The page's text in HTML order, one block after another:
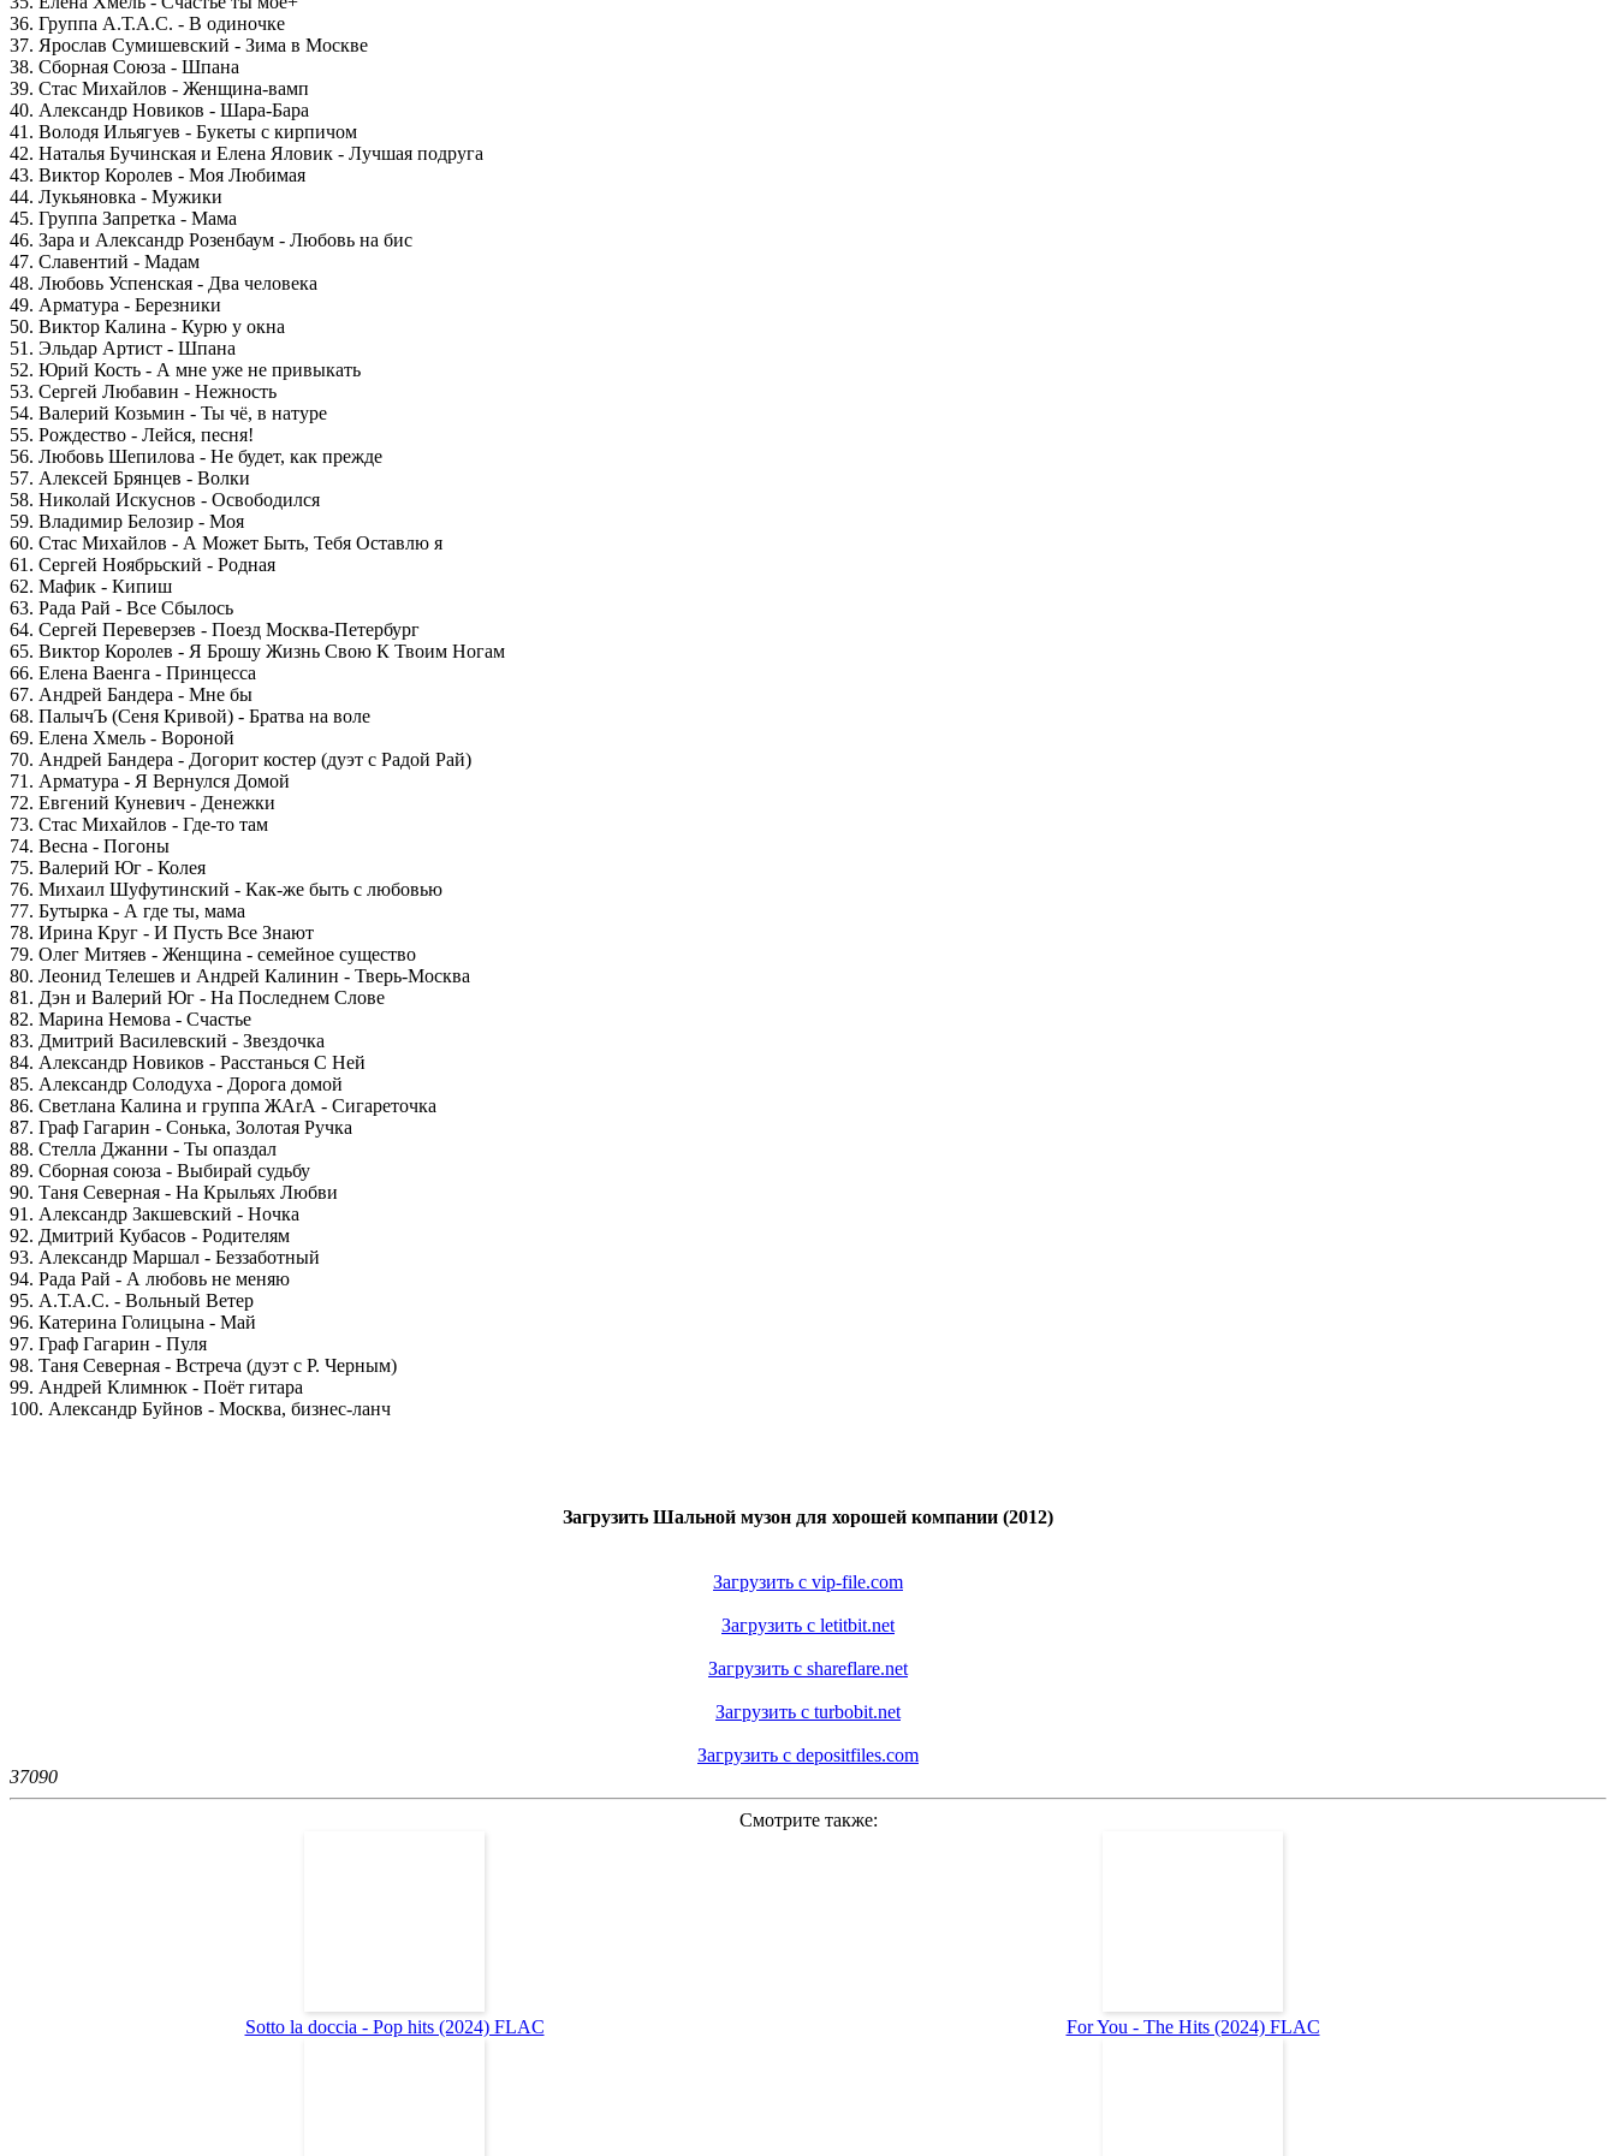
36. Группа А.Т.А.С. - В одиночке
37. Ярослав Сумишевский - Зима в Москве
38. Сборная Союза - Шпана
39. Стас Михайлов - Женщина-вамп
40. Александр Новиков - Шара-Бара
41. Володя Ильягуев - Букеты с кирпичом
42. Наталья Бучинская и Елена Яловик - Лучшая подруга
43. Виктор Королев - Моя Любимая
44. Лукьяновка - Мужики
45. Группа Запретка - Мама
46. Зара и Александр Розенбаум - Любовь на бис
47. Славентий - Мадам
48. Любовь Успенская - Два человека
49. Арматура - Березники
50. Виктор Калина - Курю у окна
51. Эльдар Артист - Шпана
52. Юрий Кость - А мне уже не привыкать
53. Сергей Любавин - Нежность
54. Валерий Козьмин - Ты чё, в натуре
55. Рождество - Лейся, песня!
56. Любовь Шепилова - Не будет, как прежде
57. Алексей Брянцев - Волки
58. Николай Искуснов - Освободился
59. Владимир Белозир - Моя
60. Стас Михайлов - А Может Быть, Тебя Оставлю я
61. Сергей Ноябрьский - Родная
62. Мафик - Кипиш
63. Рада Рай - Все Сбылось
64. Сергей Переверзев - Поезд Москва-Петербург
65. Виктор Королев - Я Брошу Жизнь Свою К Твоим Ногам
66. Елена Ваенга - Принцесса
67. Андрей Бандера - Мне бы
68. ПалычЪ (Сеня Кривой) - Братва на воле
69. Елена Хмель - Вороной
70. Андрей Бандера - Догорит костер (дуэт с Радой Рай)
71. Арматура - Я Вернулся Домой
72. Евгений Куневич - Денежки
73. Стас Михайлов - Где-то там
74. Весна - Погоны
75. Валерий Юг - Колея
76. Михаил Шуфутинский - Как-же быть с любовью
77. Бутырка - А где ты, мама
78. Ирина Круг - И Пусть Все Знают
79. Олег Митяев - Женщина - семейное существо
80. Леонид Телешев и Андрей Калинин - Тверь-Москва
81. Дэн и Валерий Юг - На Последнем Слове
82. Марина Немова - Счастье
83. Дмитрий Василевский - Звездочка
84. Александр Новиков - Расстанься С Ней
85. Александр Солодуха - Дорога домой
86. Светлана Калина и группа ЖАrА - Сигареточка
87. Граф Гагарин - Сонька, Золотая Ручка
88. Стелла Джанни - Ты опаздал
89. Сборная союза - Выбирай судьбу
90. Таня Северная - На Крыльях Любви
91. Александр Закшевский - Ночка
92. Дмитрий Кубасов - Родителям
93. Александр Маршал - Беззаботный
94. Рада Рай - А любовь не меняю
95. А.Т.А.С. - Вольный Ветер
96. Катерина Голицына - Май
97. Граф Гагарин - Пуля
98. Таня Северная - Встреча (дуэт с Р. Черным)
99. Андрей Климнюк - Поёт гитара
100. Александр Буйнов - Москва, бизнес-ланч
Загрузить Шальной музон для хорошей компании (2012)
Загрузить с vip-file.com
Загрузить с letitbit.net
Загрузить с shareflare.net
Загрузить с turbobit.net
Загрузить с depositfiles.com
37090
Смотрите также:
Sotto la doccia - Pop hits (2024) FLAC For You - The Hits (2024) FLAC